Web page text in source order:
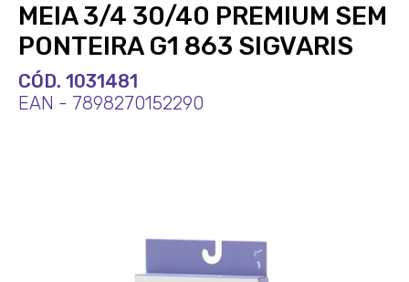
MEIA 3/4 30/40 PREMIUM SEM
PONTEIRA G1 863 SIGVARIS
CÓD. 1031481
EAN - 7898270152290